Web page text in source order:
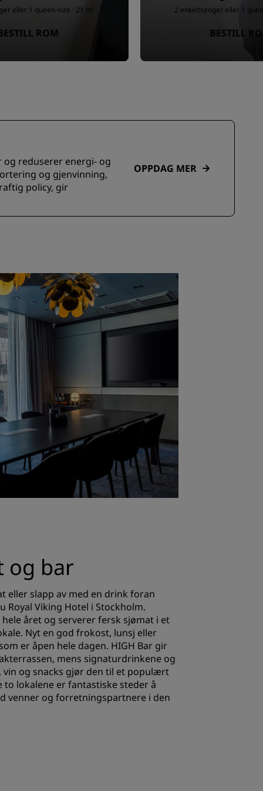
eller 1 queen-size · 21 m²
ROM
2 enkeltsenger eller 1
BESTILL
og reduserer energi- og
og gjenvinning,
policy, gir
OPPDAG MER
og bar
eller slapp av med en drink foran
Royal Viking Hotel i Stockholm.
året og serverer fersk sjømat i et
Nyt en god frokost, lunsj eller
er åpen hele dagen. HIGH Bar gir
mens signaturdrinkene og
vin og snacks gjør den til et populært
to lokalene er fantastiske steder å
venner og forretningspartnere i den